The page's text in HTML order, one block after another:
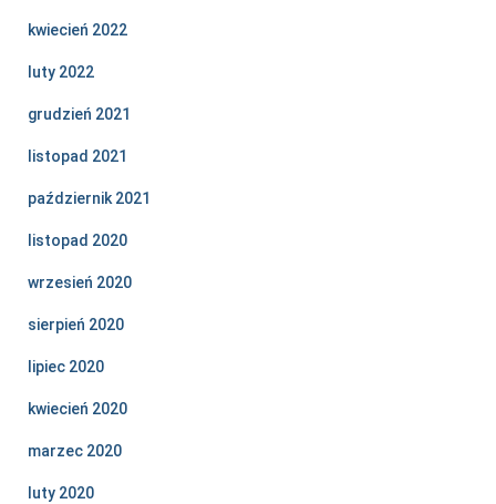
kwiecień 2022
luty 2022
grudzień 2021
listopad 2021
październik 2021
listopad 2020
wrzesień 2020
sierpień 2020
lipiec 2020
kwiecień 2020
marzec 2020
luty 2020